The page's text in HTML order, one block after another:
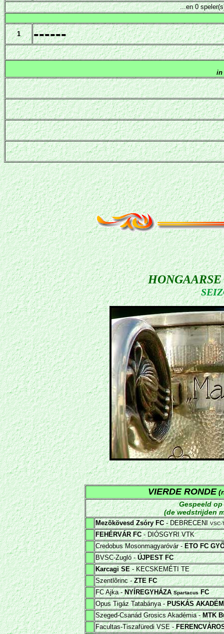
...en 0
1 ------
in
VIERDE RONDE
Gespeeld op
(de wedstrijden
Mezõkövesd Zsóry FC- DEBRECENIVSC-
FEHÉRVÁR FC- DIÓSGYRI VTK
Credobus Mosonmagyaróvár -ETO FC
BVSC-Zugló -ÚJPEST FC
Karcagi SE- KECSKEMÉTI TE
Szentlõrinc -ZTE FC
FC Ajka -NYÍREGYHÁZASpartacusFC
Opus Tigáz Tatabánya -PUSKÁS
Szeged-Csanád Grosics Akadémia -MTK
Facultas-Tiszafüredi VSE -